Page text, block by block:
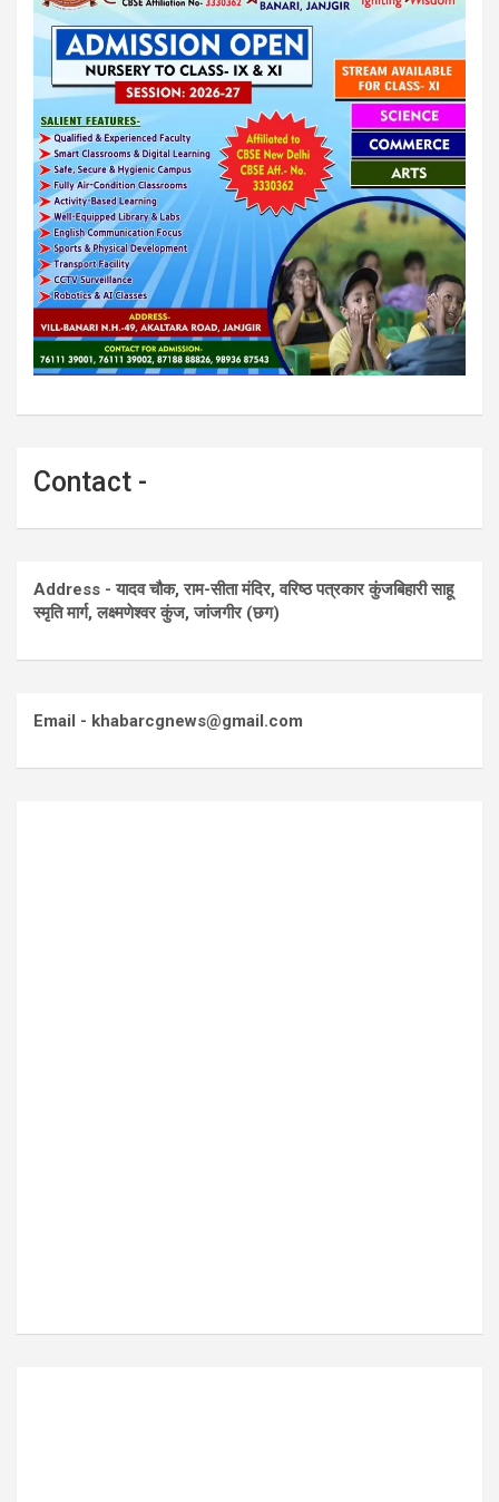
Contact -
Address - यादव चौक, राम-सीता मंदिर, वरिष्ठ पत्रकार कुंजबिहारी साहू
स्मृति मार्ग, लक्ष्मणेश्वर कुंज, जांजगीर (छग)
Email - khabarcgnews@gmail.com